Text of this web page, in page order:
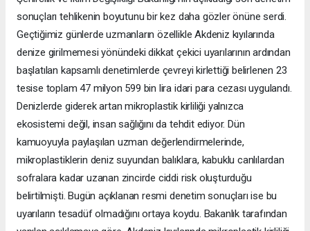
sonuçları tehlikenin boyutunu bir kez daha gözler önüne serdi.
Geçtiğimiz günlerde uzmanların özellikle Akdeniz kıyılarında
denize girilmemesi yönündeki dikkat çekici uyarılarının ardından
başlatılan kapsamlı denetimlerde çevreyi kirlettiği belirlenen 23
tesise toplam 47 milyon 599 bin lira idari para cezası uygulandı.
Denizlerde giderek artan mikroplastik kirliliği yalnızca
ekosistemi değil, insan sağlığını da tehdit ediyor. Dün
kamuoyuyla paylaşılan uzman değerlendirmelerinde,
mikroplastiklerin deniz suyundan balıklara, kabuklu canlılardan
sofralara kadar uzanan zincirde ciddi risk oluşturduğu
belirtilmişti. Bugün açıklanan resmi denetim sonuçları ise bu
uyarıların tesadüf olmadığını ortaya koydu. Bakanlık tarafından